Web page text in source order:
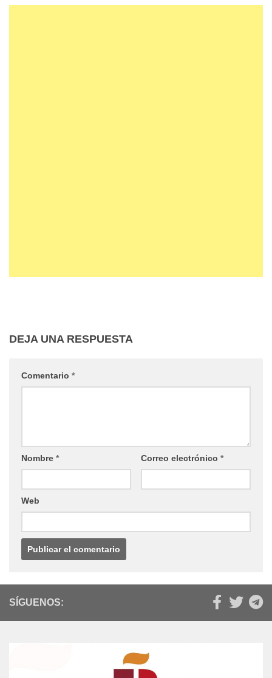
DEJA UNA RESPUESTA
Comentario *
Nombre * Correo electrónico *
Web
SÍGUENOS: